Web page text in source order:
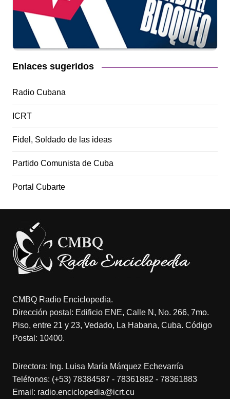
Enlaces sugeridos
Radio Cubana
ICRT
Fidel, Soldado de las ideas
Partido Comunista de Cuba
Portal Cubarte
CMBQ Radio Enciclopedia.
Dirección postal: Edificio ENE, Calle N, No. 266, 7mo.
Piso, entre 21 y 23, Vedado, La Habana, Cuba. Código
Postal: 10400.
Directora: Ing. Luisa María Márquez Echevarría
Teléfonos: (+53) 78384587 - 78361882 - 78361883
Email: radio.enciclopedia@icrt.cu